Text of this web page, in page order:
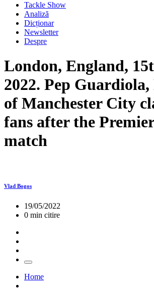
Tackle Show
Analiză
Dicționar
Newsletter
Despre
London, England,
2022. Pep
of Manchester City
fans after the
match
Vlad Bogos
19/05/2022
0 min citire
Home